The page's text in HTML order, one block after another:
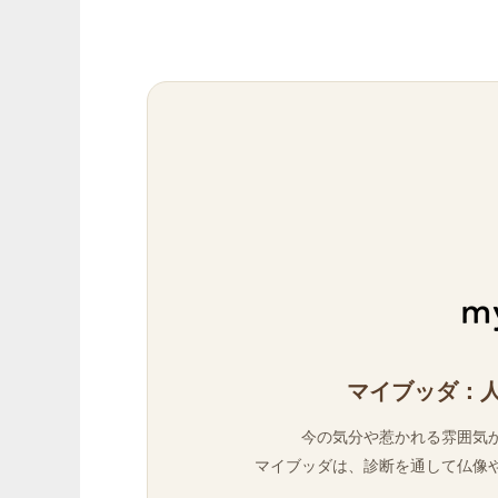
マイブッダ：
今の気分や惹かれる雰囲気
マイブッダは、診断を通して仏像